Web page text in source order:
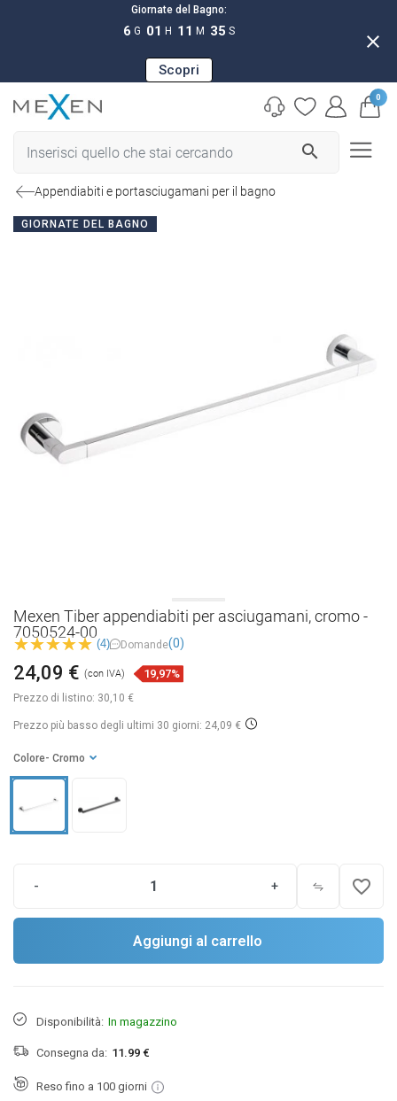
Giornate del Bagno:
6 G 01 H 11 M 34 S
Scopri
close
search
0
Appendiabiti e portasciugamani per il bagno
GIORNATE DEL BAGNO
Mexen Tiber appendiabiti per asciugamani, cromo -
7050524-00
(4) Domande(0)
Prezzo di listino: 30,10 €
24,09 € (con IVA) 19,97%
Prezzo più basso degli ultimi 30 giorni: 24,09 €
Colore - Cromo
- + favorite_border
Aggiungi al carrello
Disponibilità: In magazzino
Consegna da: 11.99 €
Reso fino a 100 giorni